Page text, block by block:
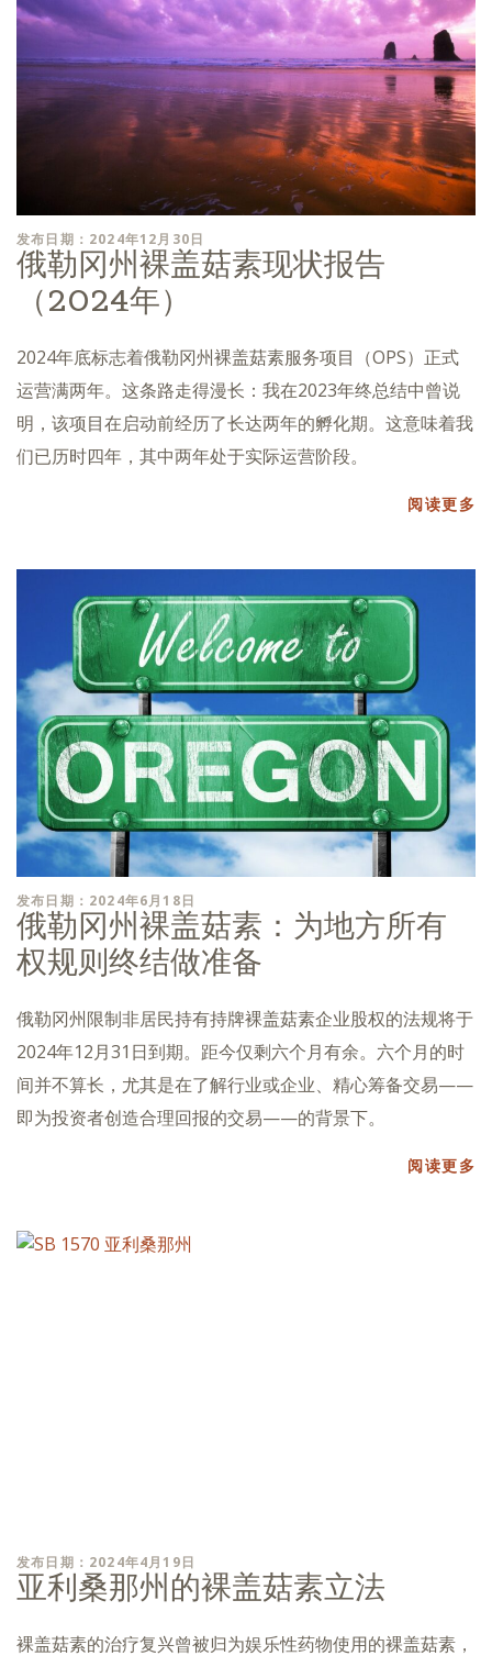
发布日期：2024年12月30日
俄勒冈州裸盖菇素现状报告
（2024年）
2024年底标志着俄勒冈州裸盖菇素服务项目（OPS）正式
运营满两年。这条路走得漫长：我在2023年终总结中曾说
明，该项目在启动前经历了长达两年的孵化期。这意味着我
们已历时四年，其中两年处于实际运营阶段。
阅读更多
发布日期：2024年6月18日
俄勒冈州裸盖菇素：为地方所有
权规则终结做准备
俄勒冈州限制非居民持有持牌裸盖菇素企业股权的法规将于
2024年12月31日到期。距今仅剩六个月有余。六个月的时
间并不算长，尤其是在了解行业或企业、精心筹备交易——
即为投资者创造合理回报的交易——的背景下。
阅读更多
发布日期：2024年4月19日
亚利桑那州的裸盖菇素立法
裸盖菇素的治疗复兴曾被归为娱乐性药物使用的裸盖菇素，